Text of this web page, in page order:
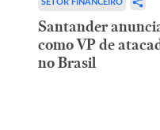
SETOR FINANCEIRO
Santander
como VP de
no Brasil